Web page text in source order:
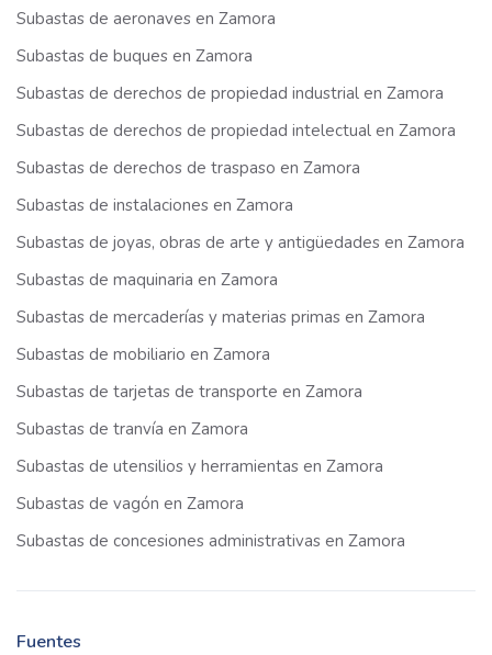
Subastas de aeronaves en Zamora
Subastas de buques en Zamora
Subastas de derechos de propiedad industrial en Zamora
Subastas de derechos de propiedad intelectual en Zamora
Subastas de derechos de traspaso en Zamora
Subastas de instalaciones en Zamora
Subastas de joyas, obras de arte y antigüedades en Zamora
Subastas de maquinaria en Zamora
Subastas de mercaderías y materias primas en Zamora
Subastas de mobiliario en Zamora
Subastas de tarjetas de transporte en Zamora
Subastas de tranvía en Zamora
Subastas de utensilios y herramientas en Zamora
Subastas de vagón en Zamora
Subastas de concesiones administrativas en Zamora
Fuentes